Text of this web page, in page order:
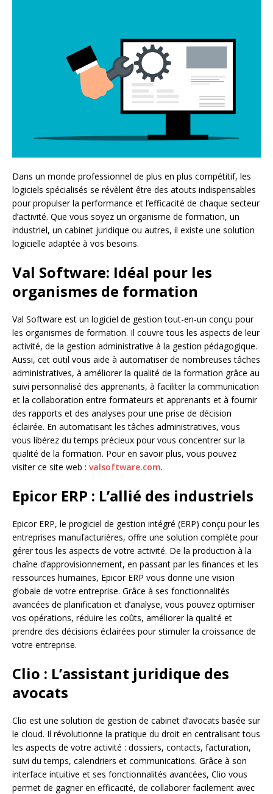
Dans un monde professionnel de plus en plus compétitif, les
logiciels spécialisés se révèlent être des atouts indispensables
pour propulser la performance et l’efficacité de chaque secteur
d’activité. Que vous soyez un organisme de formation, un
industriel, un cabinet juridique ou autres, il existe une solution
logicielle adaptée à vos besoins.
Val Software: Idéal pour les
organismes de formation
Val Software est un logiciel de gestion tout-en-un conçu pour
les organismes de formation. Il couvre tous les aspects de leur
activité, de la gestion administrative à la gestion pédagogique.
Aussi, cet outil vous aide à automatiser de nombreuses tâches
administratives, à améliorer la qualité de la formation grâce au
suivi personnalisé des apprenants, à faciliter la communication
et la collaboration entre formateurs et apprenants et à fournir
des rapports et des analyses pour une prise de décision
éclairée. En automatisant les tâches administratives, vous
vous libérez du temps précieux pour vous concentrer sur la
qualité de la formation. Pour en savoir plus, vous pouvez
visiter ce site web : valsoftware.com.
Epicor ERP : L’allié des industriels
Epicor ERP, le progiciel de gestion intégré (ERP) conçu pour les
entreprises manufacturières, offre une solution complète pour
gérer tous les aspects de votre activité. De la production à la
chaîne d’approvisionnement, en passant par les finances et les
ressources humaines, Epicor ERP vous donne une vision
globale de votre entreprise. Grâce à ses fonctionnalités
avancées de planification et d’analyse, vous pouvez optimiser
vos opérations, réduire les coûts, améliorer la qualité et
prendre des décisions éclairées pour stimuler la croissance de
votre entreprise.
Clio : L’assistant juridique des
avocats
Clio est une solution de gestion de cabinet d’avocats basée sur
le cloud. Il révolutionne la pratique du droit en centralisant tous
les aspects de votre activité : dossiers, contacts, facturation,
suivi du temps, calendriers et communications. Grâce à son
interface intuitive et ses fonctionnalités avancées, Clio vous
permet de gagner en efficacité, de collaborer facilement avec